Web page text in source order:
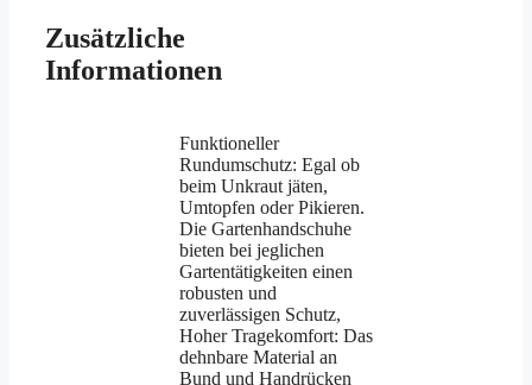
Zusätzliche
Informationen
Funktioneller
Rundumschutz: Egal ob
beim Unkraut jäten,
Umtopfen oder Pikieren.
Die Gartenhandschuhe
bieten bei jeglichen
Gartentätigkeiten einen
robusten und
zuverlässigen Schutz,
Hoher Tragekomfort: Das
dehnbare Material an
Bund und Handrücken